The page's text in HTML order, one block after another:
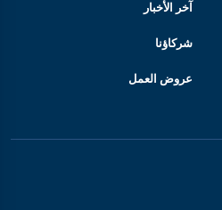
آخر الأخبار
شركاؤنا
عروض العمل